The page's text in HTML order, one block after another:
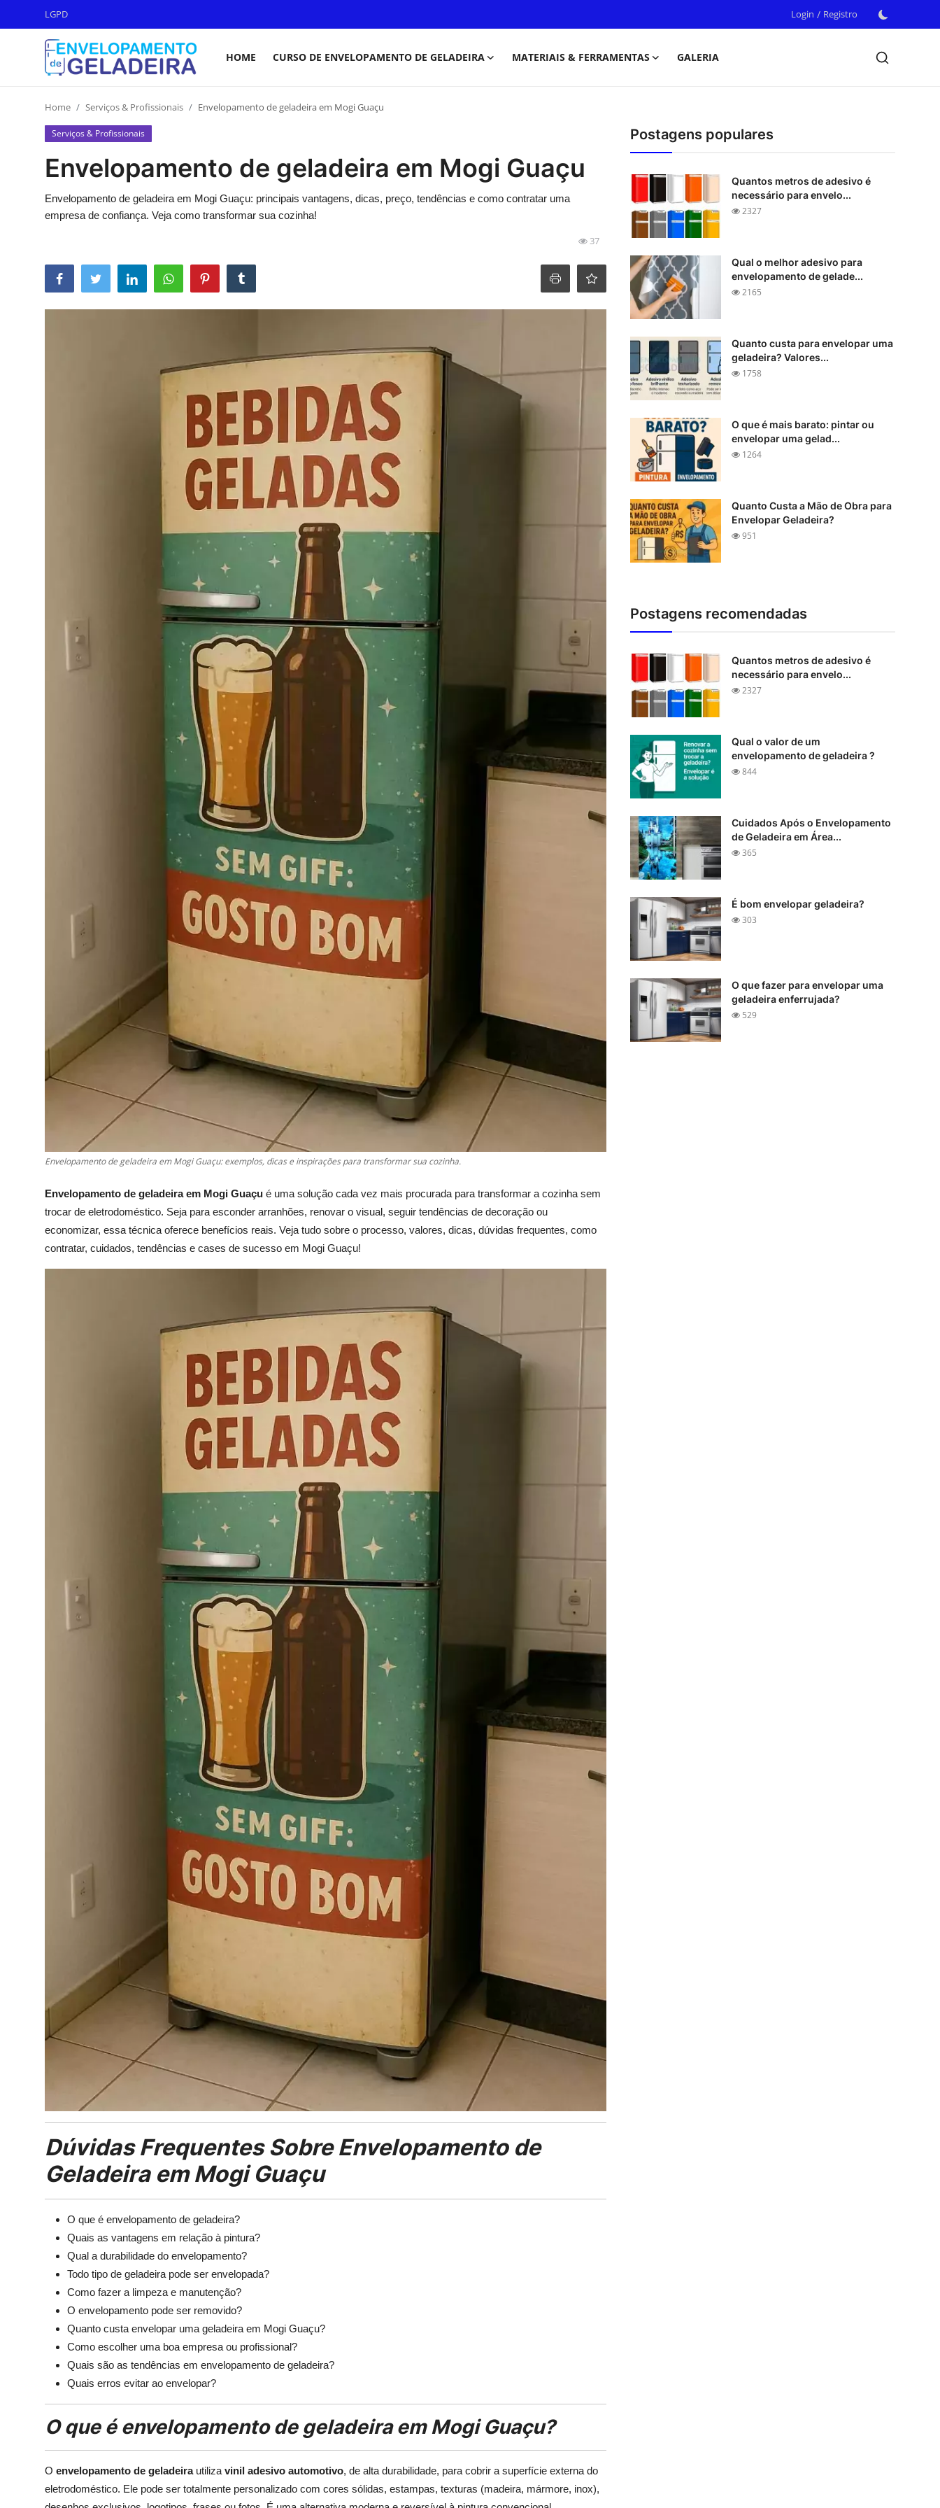
LGPD Login / Registro
HOME CURSO DE ENVELOPAMENTO DE GELADEIRA MATERIAIS & FERRAMENTAS
GALERIA
Login
Registro
Curso de Envelopamento de
Geladeira
Materiais & Ferramentas
Home Serviços & Profissionais Envelopamento de geladeira em Mogi Guaçu
Serviços & Profissionais
Envelopamento de geladeira em Mogi Guaçu
Envelopamento de geladeira em Mogi Guaçu: principais vantagens, dicas, preço, tendências e como contratar uma
empresa de confiança. Veja como transformar sua cozinha!
37
Envelopamento de geladeira em Mogi Guaçu: exemplos, dicas e inspirações para transformar sua cozinha.
Envelopamento de geladeira em Mogi Guaçu é uma solução cada vez mais procurada para transformar a cozinha sem
trocar de eletrodoméstico. Seja para esconder arranhões, renovar o visual, seguir tendências de decoração ou
economizar, essa técnica oferece benefícios reais. Veja tudo sobre o processo, valores, dicas, dúvidas frequentes, como
contratar, cuidados, tendências e cases de sucesso em Mogi Guaçu!
Dúvidas Frequentes Sobre Envelopamento de
Geladeira em Mogi Guaçu
O que é envelopamento de geladeira?
Quais as vantagens em relação à pintura?
Qual a durabilidade do envelopamento?
Todo tipo de geladeira pode ser envelopada?
Como fazer a limpeza e manutenção?
O envelopamento pode ser removido?
Quanto custa envelopar uma geladeira em Mogi Guaçu?
Como escolher uma boa empresa ou profissional?
Quais são as tendências em envelopamento de geladeira?
Quais erros evitar ao envelopar?
O que é envelopamento de geladeira em Mogi Guaçu?
O envelopamento de geladeirautiliza vinil adesivo automotivo, de alta durabilidade, para cobrir a superfície externa do
eletrodoméstico. Ele pode ser totalmente personalizado com cores sólidas, estampas, texturas (madeira, mármore, inox),
Postagens populares
Quantos metros de adesivo é
necessário para envelo...
2327
Qual o melhor adesivo para
envelopamento de gelade...
2165
Quanto custa para envelopar uma
geladeira? Valores...
1758
O que é mais barato: pintar ou
envelopar uma gelad...
1264
Quanto Custa a Mão de Obra para
Envelopar Geladeira?
951
Postagens recomendadas
Quantos metros de adesivo é
necessário para envelo...
2327
Qual o valor de um
envelopamento de geladeira ?
844
Cuidados Após o Envelopamento
de Geladeira em Área...
365
É bom envelopar geladeira?
303
O que fazer para envelopar uma
geladeira enferrujada?
529